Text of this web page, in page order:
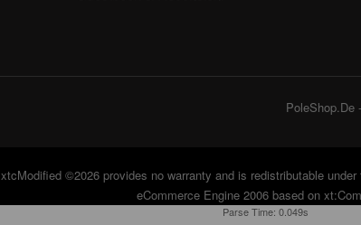
PoleShop.De
xtcModified©2026 provides no warranty and is redistributable under
eCommerce Engine 2006 based on
Parse Time: 0.049s